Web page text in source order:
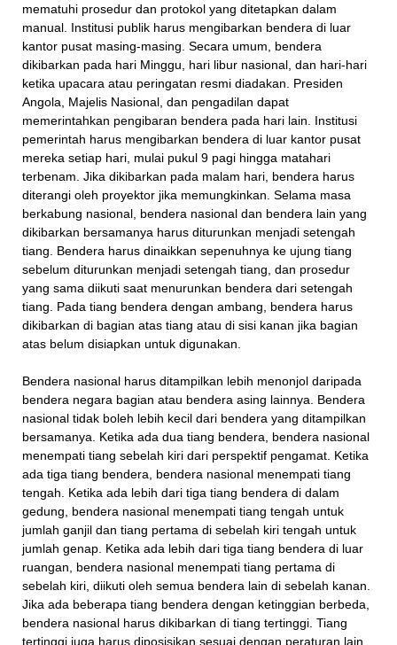
mematuhi prosedur dan protokol yang ditetapkan dalam
manual. Institusi publik harus mengibarkan bendera di luar
kantor pusat masing-masing. Secara umum, bendera
dikibarkan pada hari Minggu, hari libur nasional, dan hari-hari
ketika upacara atau peringatan resmi diadakan. Presiden
Angola, Majelis Nasional, dan pengadilan dapat
memerintahkan pengibaran bendera pada hari lain. Institusi
pemerintah harus mengibarkan bendera di luar kantor pusat
mereka setiap hari, mulai pukul 9 pagi hingga matahari
terbenam. Jika dikibarkan pada malam hari, bendera harus
diterangi oleh proyektor jika memungkinkan. Selama masa
berkabung nasional, bendera nasional dan bendera lain yang
dikibarkan bersamanya harus diturunkan menjadi setengah
tiang. Bendera harus dinaikkan sepenuhnya ke ujung tiang
sebelum diturunkan menjadi setengah tiang, dan prosedur
yang sama diikuti saat menurunkan bendera dari setengah
tiang. Pada tiang bendera dengan ambang, bendera harus
dikibarkan di bagian atas tiang atau di sisi kanan jika bagian
atas belum disiapkan untuk digunakan.
Bendera nasional harus ditampilkan lebih menonjol daripada
bendera negara bagian atau bendera asing lainnya. Bendera
nasional tidak boleh lebih kecil dari bendera yang ditampilkan
bersamanya. Ketika ada dua tiang bendera, bendera nasional
menempati tiang sebelah kiri dari perspektif pengamat. Ketika
ada tiga tiang bendera, bendera nasional menempati tiang
tengah. Ketika ada lebih dari tiga tiang bendera di dalam
gedung, bendera nasional menempati tiang tengah untuk
jumlah ganjil dan tiang pertama di sebelah kiri tengah untuk
jumlah genap. Ketika ada lebih dari tiga tiang bendera di luar
ruangan, bendera nasional menempati tiang pertama di
sebelah kiri, diikuti oleh semua bendera lain di sebelah kanan.
Jika ada beberapa tiang bendera dengan ketinggian berbeda,
bendera nasional harus dikibarkan di tiang tertinggi. Tiang
tertinggi juga harus diposisikan sesuai dengan peraturan lain